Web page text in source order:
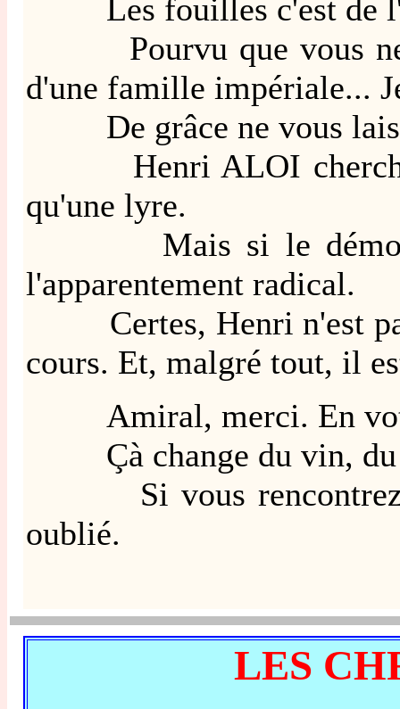
Les fouilles c'est de
Pourvu que vous ne
d'une famille impériale...
De grâce ne vous
Henri ALOI cherche
qu'une lyre.
Mais si le démon
l'apparentement radical.
Certes, Henri n'est pas
cours. Et, malgré tout, il
Amiral, merci. En
Çà change du vin, du
Si vous rencontrez ce
oublié.
LES